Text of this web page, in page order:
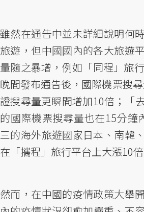
雖然在通告中並未詳細說明何
旅遊，但中國國內的各大旅遊
量隨之暴增，例如「同程」旅
晚間發布通告後，國際機票搜
證搜尋量更瞬間增加10倍；「
的國際機票搜尋量也在15分鐘
三的海外旅遊國家日本、南韓
在「攜程」旅行平台上大漲10倍
然而，在中國的疫情政策大舉